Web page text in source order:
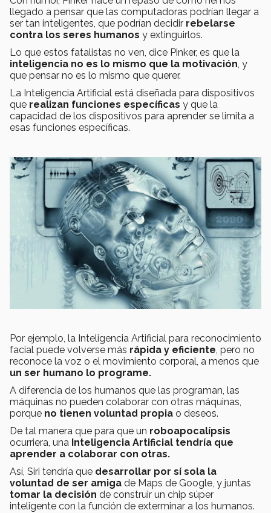
llegado a pensar que las computadoras podrían llegar a
ser tan inteligentes, que podrían decidir rebelarse
contra los seres humanos y extinguirlos.
Lo que estos fatalistas no ven, dice Pinker, es que la
inteligencia no es lo mismo que la motivación , y
que pensar no es lo mismo que querer.
La Inteligencia Artificial está diseñada para dispositivos
que realizan funciones específicas y que la
capacidad de los dispositivos para aprender se limita a
esas funciones específicas.
Por ejemplo, la Inteligencia Artificial para reconocimiento
facial puede volverse más rápida y eficiente, pero no
reconoce la voz o el movimiento corporal, a menos que
un ser humano lo programe.
A diferencia de los humanos que las programan, las
máquinas no pueden colaborar con otras máquinas,
porque no tienen voluntad propia o deseos.
De tal manera que para que un roboapocalípsis
ocurriera, una Inteligencia Artificial tendría que
aprender a colaborar con otras.
Así, Siri tendría que desarrollar por sí sola la
voluntad de ser amiga de Maps de Google, y juntas
tomar la decisión de construir un chip súper
inteligente con la función de exterminar a los humanos.